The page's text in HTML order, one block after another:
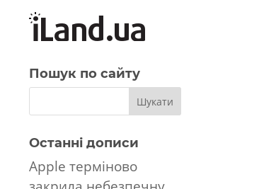
Пошук по сайту
Останні дописи
Apple терміново